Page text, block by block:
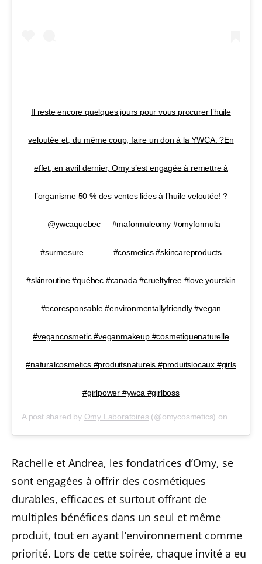
Il reste encore quelques jours pour vous procurer l’huile
veloutée et, du même coup, faire un don à la YWCA. ?En
effet, en avril dernier, Omy s’est engagée à remettre à
l’organisme 50 % des ventes liées à l’huile veloutée! ?
⠀@ywcaquebec⠀⠀#maformuleomy #omyformula
#surmesure⠀.⠀.⠀.⠀#cosmetics #skincareproducts
#skinroutine #québec #canada #crueltyfree #love yourskin
#ecoresponsable #environmentallyfriendly #vegan
#vegancosmetic #veganmakeup #cosmetiquenaturelle
#naturalcosmetics #produitsnaturels #produitslocaux #girls
#girlpower #ywca #girlboss
A post shared by Omy Laboratoires (@omycosmetics) on
Rachelle et Andrea, les fondatrices d’Omy, se
sont engagées à offrir des cosmétiques
durables, efficaces et surtout offrant de
multiples bénéfices dans un seul et même
produit, tout en ayant l’environnement comme
priorité. Lors de cette soirée, chaque invité a eu